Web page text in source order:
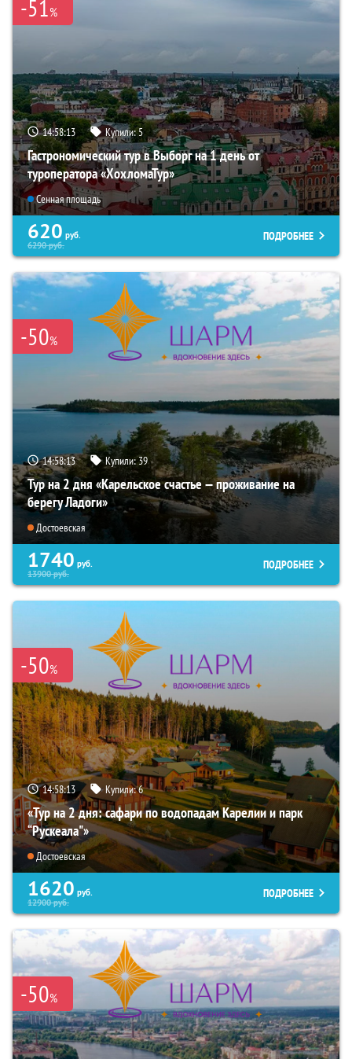
-51%
14:58:11 Купили:5
Гастрономический тур в Выборг на 1 день от
туроператора «ХохломаТур»
Сенная площадь
620 руб.
6290руб.
ПОДРОБНЕЕ
-50%
14:58:11 Купили:39
Тур на 2 дня «Карельское счастье — проживание на
берегу Ладоги»
Достоевская
1740 руб.
13900руб.
ПОДРОБНЕЕ
-50%
14:58:11 Купили:6
«Тур на 2 дня: сафари по водопадам Карелии и парк
“Рускеала"»
Достоевская
1620 руб.
12900руб.
ПОДРОБНЕЕ
-50%